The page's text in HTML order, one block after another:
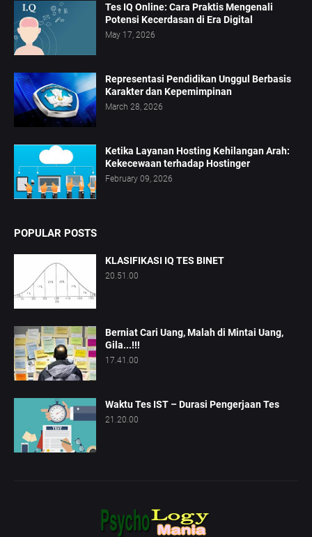
Tes IQ Online: Cara Praktis Mengenali
Potensi Kecerdasan di Era Digital
May 17, 2026
Representasi Pendidikan Unggul Berbasis
Karakter dan Kepemimpinan
March 28, 2026
Ketika Layanan Hosting Kehilangan Arah:
Kekecewaan terhadap Hostinger
February 09, 2026
POPULAR POSTS
KLASIFIKASI IQ TES BINET
20.51.00
Berniat Cari Uang, Malah di Mintai Uang,
Gila...!!!
17.41.00
Waktu Tes IST – Durasi Pengerjaan Tes
21.20.00